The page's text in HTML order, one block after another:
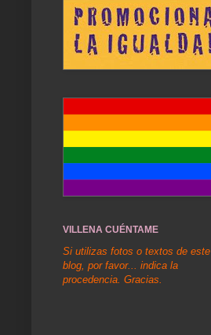
VILLENA CUÉNTAME
Si utilizas fotos o textos de este
blog, por favor... indica la
procedencia. Gracias.